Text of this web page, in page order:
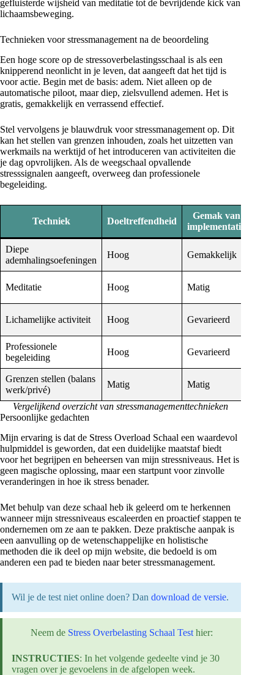
gefluisterde wijsheid van meditatie tot de bevrijdende kick van
lichaamsbeweging.
Technieken voor stressmanagement na de beoordeling
Een hoge score op de stressoverbelastingsschaal is als een
knipperend neonlicht in je leven, dat aangeeft dat het tijd is
voor actie. Begin met de basis: adem. Niet alleen op de
automatische piloot, maar diep, zielsvullend ademen. Het is
gratis, gemakkelijk en verrassend effectief.
Stel vervolgens je blauwdruk voor stressmanagement op. Dit
kan het stellen van grenzen inhouden, zoals het uitzetten van
werkmails na werktijd of het introduceren van activiteiten die
je dag opvrolijken. Als de weegschaal opvallende
stresssignalen aangeeft, overweeg dan professionele
begeleiding.
Techniek Doeltreffendheid
Gemak van
implementatie
Diepe
ademhalingsoefeningen
Hoog Gemakkelijk
Meditatie Hoog Matig
Lichamelijke activiteit Hoog Gevarieerd
Professionele
begeleiding
Hoog Gevarieerd
Grenzen stellen (balans
werk/privé)
Matig Matig
Vergelijkend overzicht van stressmanagementtechnieken
Persoonlijke gedachten
Mijn ervaring is dat de Stress Overload Schaal een waardevol
hulpmiddel is geworden, dat een duidelijke maatstaf biedt
voor het begrijpen en beheersen van mijn stressniveaus. Het is
geen magische oplossing, maar een startpunt voor zinvolle
veranderingen in hoe ik stress benader.
Met behulp van deze schaal heb ik geleerd om te herkennen
wanneer mijn stressniveaus escaleerden en proactief stappen te
ondernemen om ze aan te pakken. Deze praktische aanpak is
een aanvulling op de wetenschappelijke en holistische
methoden die ik deel op mijn website, die bedoeld is om
anderen een pad te bieden naar beter stressmanagement.
Wil je de test niet online doen? Dan download de versie.
Neem de Stress Overbelasting Schaal Test hier:
INSTRUCTIES: In het volgende gedeelte vind je 30
vragen over je gevoelens in de afgelopen week.